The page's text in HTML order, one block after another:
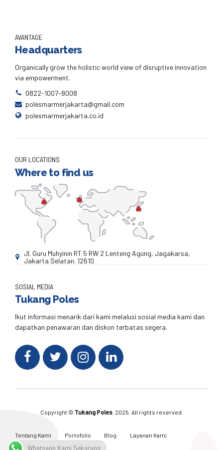
AVANTAGE
Headquarters
Organically grow the holistic world view of disruptive innovation
via empowerment.
0822-1007-8008
polesmarmerjakarta@gmail.com
polesmarmerjakarta.co.id
OUR LOCATIONS
Where to find us
Jl. Guru Muhyinin RT 5 RW 2 Lenteng Agung, Jagakarsa,
Jakarta Selatan. 12610
SOSIAL MEDIA
Tukang Poles
Ikut informasi menarik dari kami melalusi sosial media kami dan
dapatkan penawaran dan diskon terbatas segera.
Copyright © Tukang Poles. 2025. All rights reserved.
Tentang Kami Portofolio Blog
Layanan Kami
Kontak Kami
Whatsapp Kami Sekarang